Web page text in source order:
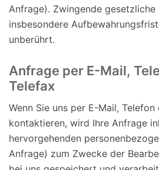
Anfrage). Zwingende gesetzliche
insbesondere
unberührt.
Anfrage per E-Mail,
Telefax
Wenn Sie uns per E-Mail,
kontaktieren, wird Ihre Anfrage
hervorgehenden
Anfrage) zum Zwecke der